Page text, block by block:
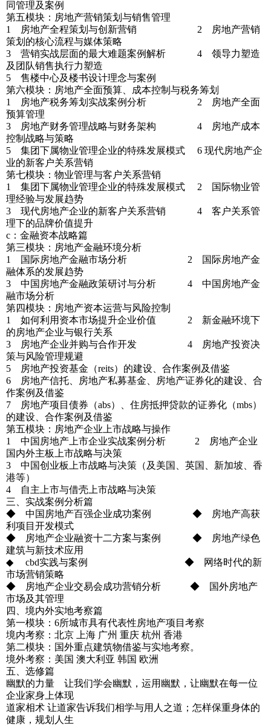
同管理及案例
第五模块：房地产营销策划与销售管理
1 房地产全程策划与创新营销 2 房地产营销
策划的核心流程与媒体策略
3 营销实战层面的最大难题案例解析 4 领导力塑造
及团队销售执行力塑造
5 售楼中心及楼书设计理念与案例
第六模块：房地产全面预算、成本控制与税务筹划
1 房地产税务筹划实战案例分析 2 房地产全面
预算管理
3 房地产财务管理战略与财务架构 4 房地产成本
控制战略与策略
5 集团下属物业管理企业的特殊发展模式 6 现代房地产企
业的新客户关系营销
第七模块：物业管理与客户关系营销
1 集团下属物业管理企业的特殊发展模式 2 国际物业管
理经验与发展趋势
3 现代房地产企业的新客户关系营销 4 客户关系管
理下的品牌价值提升
c：金融资本战略篇
第三模块：房地产金融环境分析
1 国际房地产金融市场分析 2 国际房地产金
融体系的发展趋势
3 中国房地产金融政策研讨与分析 4 中国房地产金
融市场分析
第四模块：房地产资本运营与风险控制
1 如何利用资本市场提升企业价值 2 新金融环境下
的房地产企业与银行关系
3 房地产企业并购与合作开发 4 房地产投资决
策与风险管理规避
5 房地产投资基金（reits）的建设、合作案例及借鉴
6 房地产信托、房地产私募基金、房地产证券化的建设、合
作案例及借鉴
7 房地产项目债券（abs）、住房抵押贷款的证券化（mbs）
的建设、合作案例及借鉴
第五模块：房地产企业上市战略与操作
1 中国房地产上市企业实战案例分析 2 房地产企业
国内外主板上市战略与决策
3 中国创业板上市战略与决策（及美国、英国、新加坡、香
港等）
4 自主上市与借壳上市战略与决策
三、实战案例分析篇
◆ 中国房地产百强企业成功案例 ◆ 房地产高获
利项目开发模式
◆ 房地产企业融资十二方案与案例 ◆ 房地产绿色
建筑与新技术应用
◆ cbd实践与案例 ◆ 网络时代的新
市场营销策略
◆ 房地产企业交易会成功营销分析 ◆ 国外房地产
市场及其管理
四、境内外实地考察篇
第一模块：6所城市具有代表性房地产项目考察
境内考察：北京 上海 广州 重庆 杭州 香港
第二模块：国外重点建筑物借鉴与实地考察。
境外考察：美国 澳大利亚 韩国 欧洲
五、选修篇
幽默的力量 让我们学会幽默，运用幽默，让幽默在每一位
企业家身上体现
道家相术 让道家告诉我们相学与用人之道；怎样保重身体的
健康，规划人生